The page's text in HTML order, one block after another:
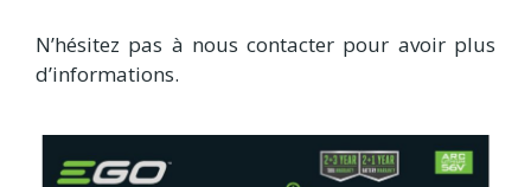
N’hésitez pas à nous contacter pour avoir plus
d’informations.